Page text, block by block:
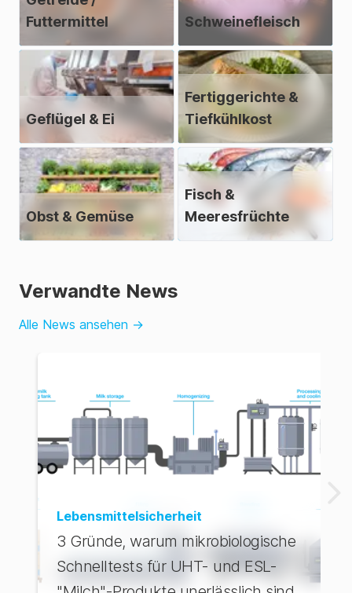
Futtermittel
Schweinefleisch
Geflügel & Ei
Fertiggerichte &
Tiefkühlkost
Obst & Gemüse
Fisch &
Meeresfrüchte
Verwandte News
Alle News ansehen →
Lebensmittelsicherheit
3 Gründe, warum mikrobiologische
Schnelltests für UHT- und ESL-